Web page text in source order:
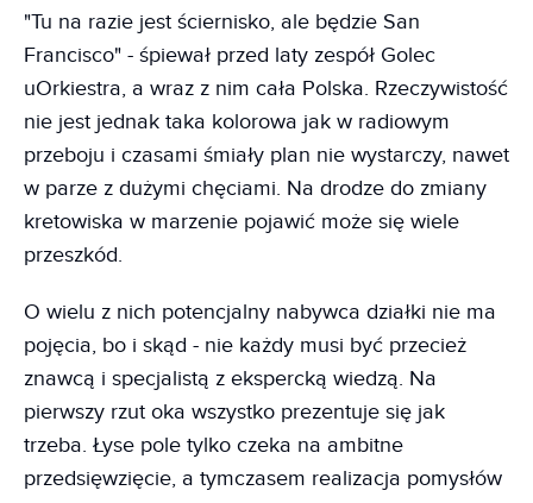
"Tu na razie jest ściernisko, ale będzie San
Francisco" - śpiewał przed laty zespół Golec
uOrkiestra, a wraz z nim cała Polska. Rzeczywistość
nie jest jednak taka kolorowa jak w radiowym
przeboju i czasami śmiały plan nie wystarczy, nawet
w parze z dużymi chęciami. Na drodze do zmiany
kretowiska w marzenie pojawić może się wiele
przeszkód.
O wielu z nich potencjalny nabywca działki nie ma
pojęcia, bo i skąd - nie każdy musi być przecież
znawcą i specjalistą z ekspercką wiedzą. Na
pierwszy rzut oka wszystko prezentuje się jak
trzeba. Łyse pole tylko czeka na ambitne
przedsięwzięcie, a tymczasem realizacja pomysłów